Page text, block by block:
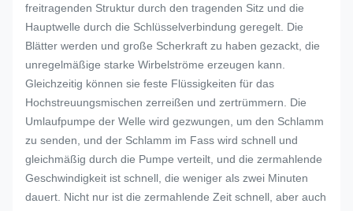
freitragenden Struktur durch den tragenden Sitz und die
Hauptwelle durch die Schlüsselverbindung geregelt. Die
Blätter werden und große Scherkraft zu haben gezackt, die
unregelmäßige starke Wirbelströme erzeugen kann.
Gleichzeitig können sie feste Flüssigkeiten für das
Hochstreuungsmischen zerreißen und zertrümmern. Die
Umlaufpumpe der Welle wird gezwungen, um den Schlamm
zu senden, und der Schlamm im Fass wird schnell und
gleichmäßig durch die Pumpe verteilt, und die zermahlende
Geschwindigkeit ist schnell, die weniger als zwei Minuten
dauert. Nicht nur ist die zermahlende Zeit schnell, aber auch